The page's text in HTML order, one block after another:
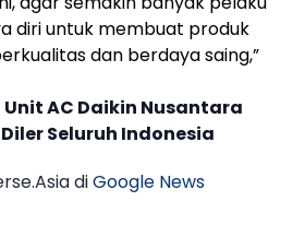
diri untuk membuat produk
dan berdaya saing,”
Unit AC Daikin Nusantara
Seluruh Indonesia
diGoogle News